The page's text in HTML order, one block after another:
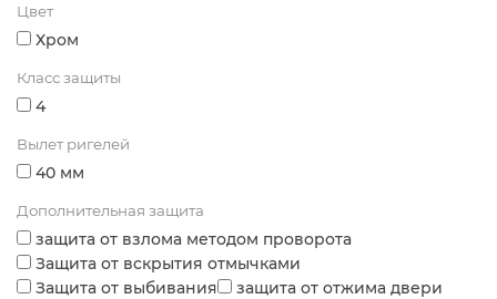
Цвет
Хром
Класс защиты
4
Вылет ригелей
40 мм
Дополнительная защита
защита от взлома методом проворота
Защита от вскрытия отмычками
Защита от выбивания
защита от отжима двери